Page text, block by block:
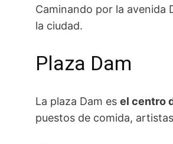
Caminando por la avenida
la ciudad.
Plaza Dam
La plaza Dam es el centro
puestos de comida,